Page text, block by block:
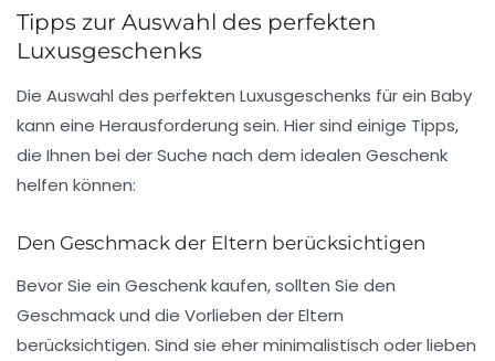
Tipps zur Auswahl des perfekten
Luxusgeschenks
Die Auswahl des perfekten Luxusgeschenks für ein Baby
kann eine Herausforderung sein. Hier sind einige Tipps,
die Ihnen bei der Suche nach dem idealen Geschenk
helfen können:
Den Geschmack der Eltern berücksichtigen
Bevor Sie ein Geschenk kaufen, sollten Sie den
Geschmack und die Vorlieben der Eltern
berücksichtigen. Sind sie eher minimalistisch oder lieben